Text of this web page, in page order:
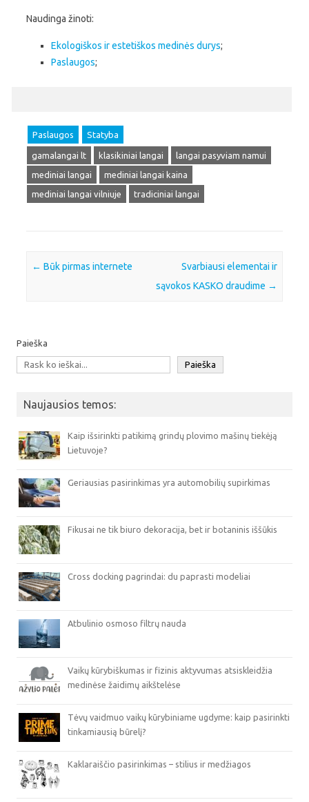
Naudinga žinoti:
Ekologiškos ir estetiškos medinės durys;
Paslaugos;
Paslaugos Statyba
gamalangai lt klasikiniai langai
langai pasyviam namui
mediniai langai
mediniai langai kaina
mediniai langai vilniuje
tradiciniai langai
Post navigation
← Būk pirmas internete
Svarbiausi elementai ir
sąvokos KASKO draudime →
Paieška
Paieška
Naujausios temos:
Kaip išsirinkti patikimą grindų plovimo mašinų tiekėją
Lietuvoje?
Geriausias pasirinkimas yra automobilių supirkimas
Fikusai ne tik biuro dekoracija, bet ir botaninis iššūkis
Cross docking pagrindai: du paprasti modeliai
Atbulinio osmoso filtrų nauda
Vaikų kūrybiškumas ir fizinis aktyvumas atsiskleidžia
medinėse žaidimų aikštelėse
Tėvų vaidmuo vaikų kūrybiniame ugdyme: kaip pasirinkti
tinkamiausią būrelį?
Kaklaraiščio pasirinkimas – stilius ir medžiagos